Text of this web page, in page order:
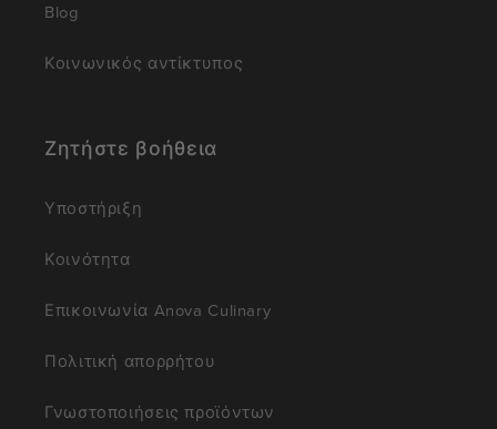
Blog
Κοινωνικός αντίκτυπος
Ζητήστε βοήθεια
Υποστήριξη
Κοινότητα
Επικοινωνία Anova Culinary
Πολιτική απορρήτου
Γνωστοποιήσεις προϊόντων